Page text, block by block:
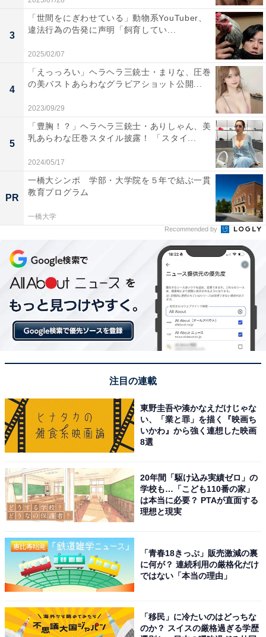
3
「世間をにぎわせている」動物系YouTuber、
違法行為の告発に声明「飼育してい...
2025/02/07
4
「えっっろい」ヘラヘラ三銃士・まりな、圧巻
の美バストあらわなグラビアショット公開...
2023/09/29
5
「豊胸！？」ヘラヘラ三銃士・ありしゃん、美
乳あらわな圧巻スタイル披露！ 「スタイ...
2024/05/17
PR
一橋大シンポ 学部・大学院を５年で結ぶ一貫
教育プログラム
一橋大学
Recommended by
注目の連載
東野圭吾や湊かなえだけじゃな
い、「業と罪」を描く『映画ち
いかわ』から強く連想した映画
8選
20年間「駆け込み実績ゼロ」の
学校も…「こども110番の家」
は本当に必要？ PTAが直面する
理想と現実
「青春18きっぷ」販売激減の裏
に何が？ 連続利用の厳格化だけ
ではない「本当の理由」
「移民」に冷たいのはどっちな
のか？ スイスの厳格過ぎる学歴